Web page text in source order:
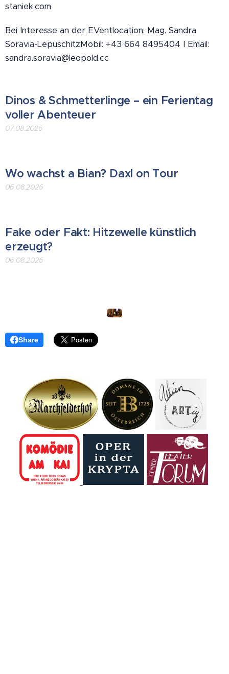
staniek.com
Bei Interesse an der EVentlocation: Mag. Sandra
Soravia-LepuschitzMobil: +43 664 8495404 I Email:
sandra.soravia@leopold.cc
Dinos & Schmetterlinge – ein Ferientag
voller Abenteuer
07.08.2026
Wo wachst a Bian? Daxl on Tour
06.08.2026
Fake oder Fakt: Hitzewelle künstlich
erzeugt?
06.08.2026
Share